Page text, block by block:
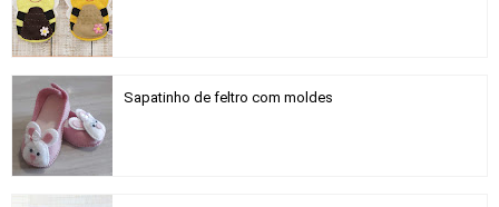
Sapatinho de feltro com moldes